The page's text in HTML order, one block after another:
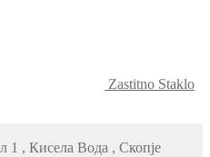
Zastitno Staklo
1 , Кисела Вода , Скопје